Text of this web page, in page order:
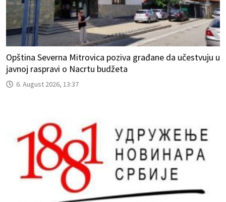
Opština Severna Mitrovica poziva građane da učestvuju u
javnoj raspravi o Nacrtu budžeta
6. August 2026, 13:37